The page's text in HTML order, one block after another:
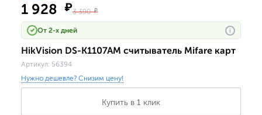
1 928 ₽3 390₽
От 2-х дней i
HikVision DS-K1107AM считыватель Mifare карт
Артикул: 56394
Нужно дешевле? Снизим цену!
Купить в 1 клик